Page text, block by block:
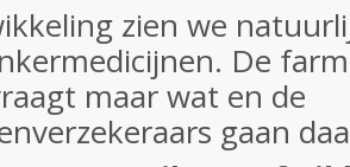
zien we
De
maar wat en de
gaan